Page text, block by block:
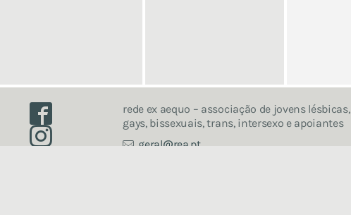
rede ex aequo – associação de jovens lésbicas,
gays, bissexuais, trans, intersexo e apoiantes
geral
rea.pt